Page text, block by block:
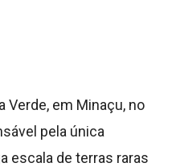
Verde, em Minaçu, no
pela única
escala de terras raras